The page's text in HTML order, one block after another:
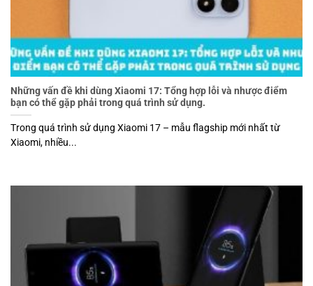
Những vấn đề khi dùng Xiaomi 17: Tổng hợp lỗi và nhược điểm
bạn có thể gặp phải trong quá trình sử dụng.
Trong quá trình sử dụng Xiaomi 17 – mẫu flagship mới nhất từ
Xiaomi, nhiều...